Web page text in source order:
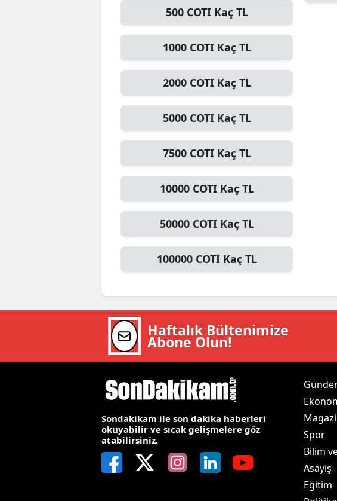
Erzincan
Gaziantep
Hakkari
Hatay
Mersin
İstanbul
İzmir
Kars
Kırşehir
500 COTI Kaç TL
1000 COTI Kaç TL
2000 COTI Kaç TL
5000 COTI Kaç TL
7500 COTI Kaç TL
10000 COTI Kaç TL
50000 COTI Kaç TL
100000 COTI Kaç TL
Haftalık Bültenimize
Abone Olun!
Sondakikam ile son dakika haberleri
okuyabilir ve sıcak gelişmelere göz
atabilirsiniz.
Spor
Bilim
Asayiş
Eğitim